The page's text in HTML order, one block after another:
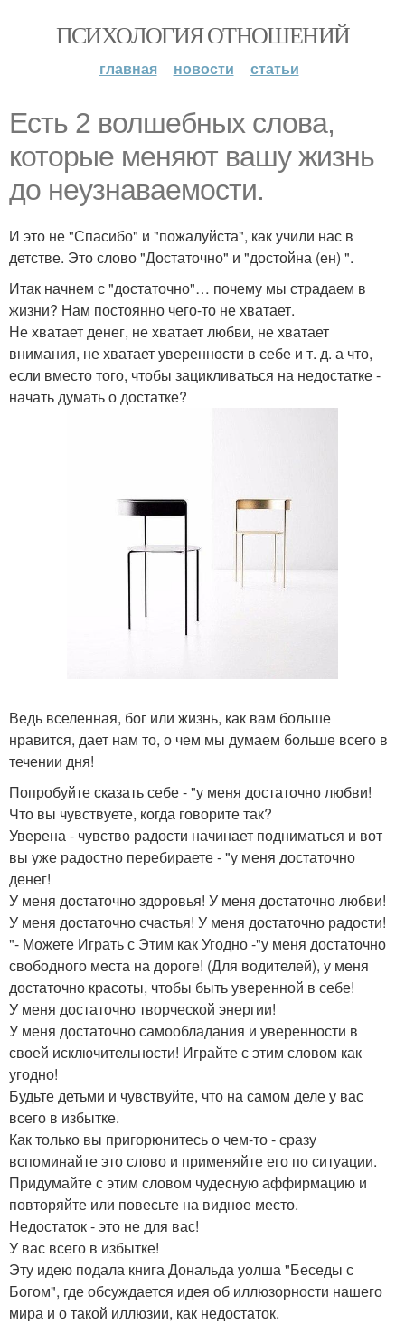
ПСИХОЛОГИЯ ОТНОШЕНИЙ
главная новости статьи
Есть 2 волшебных слова,
которые меняют вашу жизнь
до неузнаваемости.
И это не "Спасибо" и "пожалуйста", как учили нас в
детстве. Это слово "Достаточно" и "достойна (ен) ".
Итак начнем с "достаточно"… почему мы страдаем в
жизни? Нам постоянно чего-то не хватает.
Не хватает денег, не хватает любви, не хватает
внимания, не хватает уверенности в себе и т. д. а что,
если вместо того, чтобы зацикливаться на недостатке -
начать думать о достатке?
Ведь вселенная, бог или жизнь, как вам больше
нравится, дает нам то, о чем мы думаем больше всего в
течении дня!
Попробуйте сказать себе - "у меня достаточно любви!
Что вы чувствуете, когда говорите так?
Уверена - чувство радости начинает подниматься и вот
вы уже радостно перебираете - "у меня достаточно
денег!
У меня достаточно здоровья! У меня достаточно любви!
У меня достаточно счастья! У меня достаточно радости!
"- Можете Играть с Этим как Угодно -"у меня достаточно
свободного места на дороге! (Для водителей), у меня
достаточно красоты, чтобы быть уверенной в себе!
У меня достаточно творческой энергии!
У меня достаточно самообладания и уверенности в
своей исключительности! Играйте с этим словом как
угодно!
Будьте детьми и чувствуйте, что на самом деле у вас
всего в избытке.
Как только вы пригорюнитесь о чем-то - сразу
вспоминайте это слово и применяйте его по ситуации.
Придумайте с этим словом чудесную аффирмацию и
повторяйте или повесьте на видное место.
Недостаток - это не для вас!
У вас всего в избытке!
Эту идею подала книга Дональда уолша "Беседы с
Богом", где обсуждается идея об иллюзорности нашего
мира и о такой иллюзии, как недостаток.